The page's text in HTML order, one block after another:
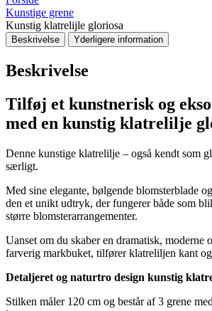
Kunstige grene
Kunstig klatrelijle gloriosa
Beskrivelse Yderligere information
Beskrivelse
Tilføj et kunstnerisk og
med en kunstig klatrelilje
Denne kunstige klatrelilje – også kendt som
særligt.
Med sine elegante, bølgende blomsterblade
den et unikt udtryk, der fungerer både som
større blomsterarrangementer.
Uanset om du skaber en dramatisk, moderne
farverig markbuket, tilfører klatreliljen kant
Detaljeret og naturtro design kunstig
Stilken måler 120 cm og består af 3 grene